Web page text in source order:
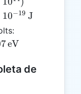
(5
10−19 J
\frac{3.313
10^{-19}}
{1.602
eV
de